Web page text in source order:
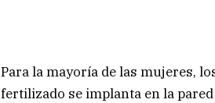
Para la mayoría de las mujeres,
fertilizado se implanta en la